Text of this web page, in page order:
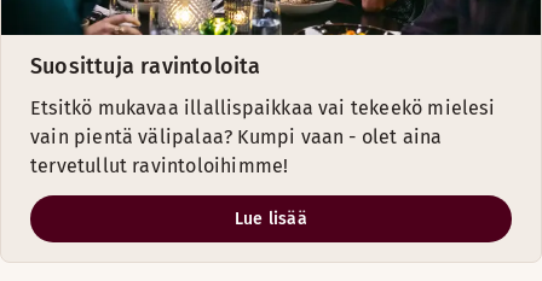
Suosittuja ravintoloita
Etsitkö mukavaa illallispaikkaa vai tekeekö mielesi
vain pientä välipalaa? Kumpi vaan - olet aina
tervetullut ravintoloihimme!
Lue lisää